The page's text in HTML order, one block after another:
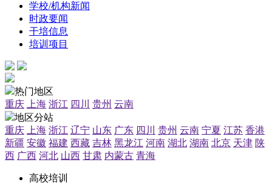
学校/机构新闻
时政要闻
干培信息
培训项目
热门地区
重庆
上海 浙江 四川 贵州 云南
地区分站
重庆
上海 浙江 辽宁 山东 广东 四川 贵州 云南 宁夏 江苏 香港
新疆 安徽 福建 西藏 吉林 黑龙江 河南 湖北 湖南 北京 天津 陕
西 广西 河北 山西 甘肃 内蒙古 青海
高校培训